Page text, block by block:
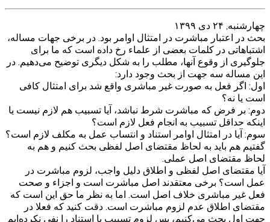
چهارشنبه, ۲۴ دی ۱۳۹۹
بحث در اعتبار مباشرت در امتثال اوامر بود. در برخی جهات مساله،
اشتباهاتی در کلمات بعضی از علماء رخ داده است که ما برای
جلوگیری از وقوع آنها، مطلب را به شکل دیگری توضیح می‌دهیم. در
این مساله سه جهت از بحث وجود دارد:
اول: اگر فعل به صورت غیر مباشری واقع شد برای امتثال کافی
است یا نه؟
دوم: بر فرض که مباشرت شرط نباشد، آیا تسبیب هم لازم نیست یا
اینکه حداقل تسبیب به انجام فعل لازم است؟
سوم: آیا در امتثال اوامر استناد و انتساب عمل به مکلف لازم است؟
گفتیم هم باید به لحاظ مقتضای اصل لفظی بحث کنیم و هم به
لحاظ مقتضای اصل عملی.
آیا مقتضای اصل لفظی و اطلاق دلیل واجب، لزوم مباشرت در
عمل است؟ برخی معتقدند اصل مباشرت است و اجزاء و صحت
فعل غیر مباشری خلاف اصل است. اما به نظر ما حق این است که
مقتضای اطلاق عدم لزوم مباشرت است. دقت کنید که فعلا در
جهت اول بحث می‌کنیم، پس لزوم تسبیب یا استناد را نفی نکرده‌ایم